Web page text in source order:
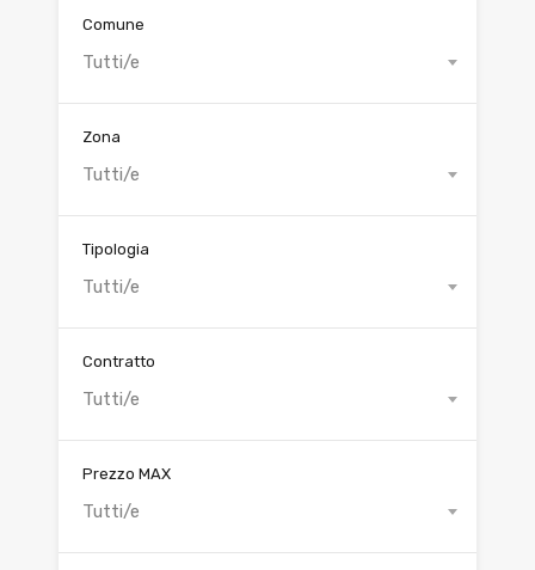
Comune
Tutti/e
Zona
Tutti/e
Tipologia
Tutti/e
Contratto
Tutti/e
Prezzo MAX
Tutti/e